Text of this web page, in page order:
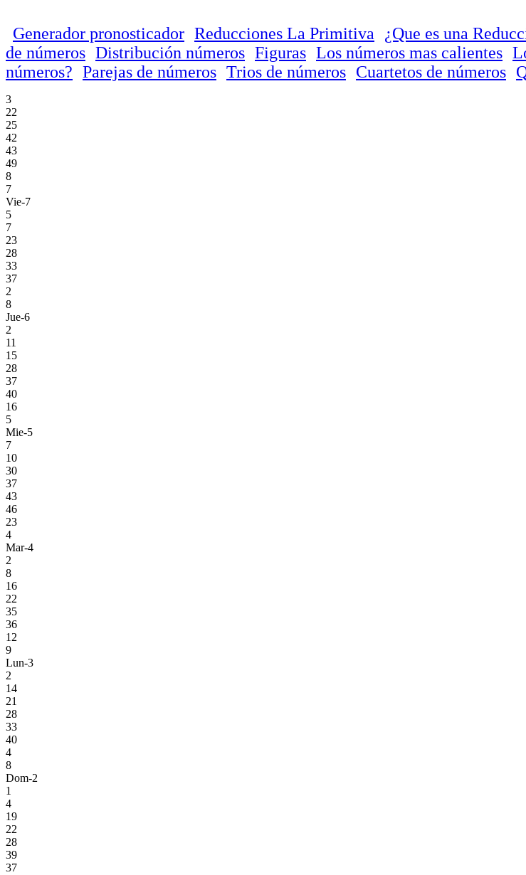
Generador pronosticador Reducciones La Primitiva ¿Que es una
de números Distribución números Figuras Los números mas calientes
números? Parejas de números Trios de números Cuartetos de números
3
22
25
42
43
49
8
7
Vie-7
5
7
23
28
33
37
2
8
Jue-6
2
11
15
28
37
40
16
5
Mie-5
7
10
30
37
43
46
23
4
Mar-4
2
8
16
22
35
36
12
9
Lun-3
2
14
21
28
33
40
4
8
Dom-2
1
4
19
22
28
39
37